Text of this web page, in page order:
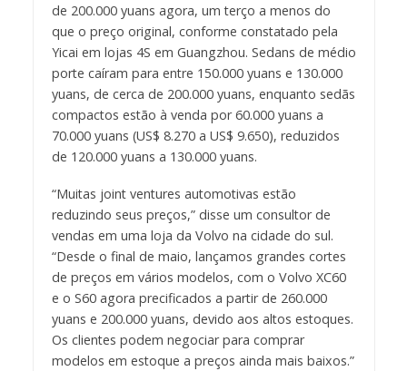
de 200.000 yuans agora, um terço a menos do
que o preço original, conforme constatado pela
Yicai em lojas 4S em Guangzhou. Sedans de médio
porte caíram para entre 150.000 yuans e 130.000
yuans, de cerca de 200.000 yuans, enquanto sedãs
compactos estão à venda por 60.000 yuans a
70.000 yuans (US$ 8.270 a US$ 9.650), reduzidos
de 120.000 yuans a 130.000 yuans.
“Muitas joint ventures automotivas estão
reduzindo seus preços,” disse um consultor de
vendas em uma loja da Volvo na cidade do sul.
“Desde o final de maio, lançamos grandes cortes
de preços em vários modelos, com o Volvo XC60
e o S60 agora precificados a partir de 260.000
yuans e 200.000 yuans, devido aos altos estoques.
Os clientes podem negociar para comprar
modelos em estoque a preços ainda mais baixos.”